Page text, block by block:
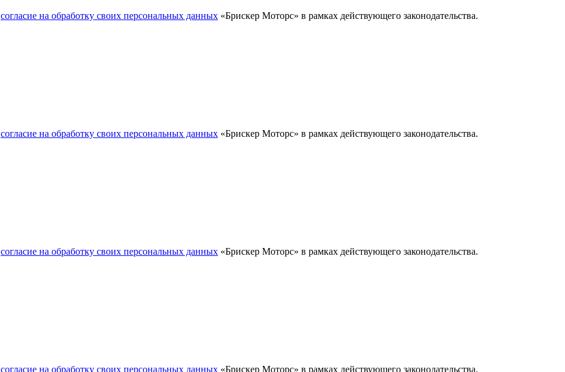
согласие на обработку своих персональных данных «Брискер Моторс» в рамках действующего законодательства.
согласие на обработку своих персональных данных «Брискер Моторс» в рамках действующего законодательства.
согласие на обработку своих персональных данных «Брискер Моторс» в рамках действующего законодательства.
согласие на обработку своих персональных данных «Брискер Моторс» в рамках действующего законодательства.